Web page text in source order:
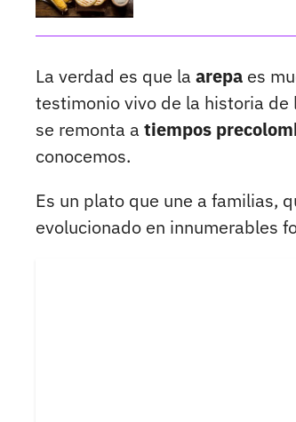
La verdad es que la arepa es
testimonio vivo de la historia
se remonta a tiempos
conocemos.
Es un plato que une a familias,
evolucionado en innumerables